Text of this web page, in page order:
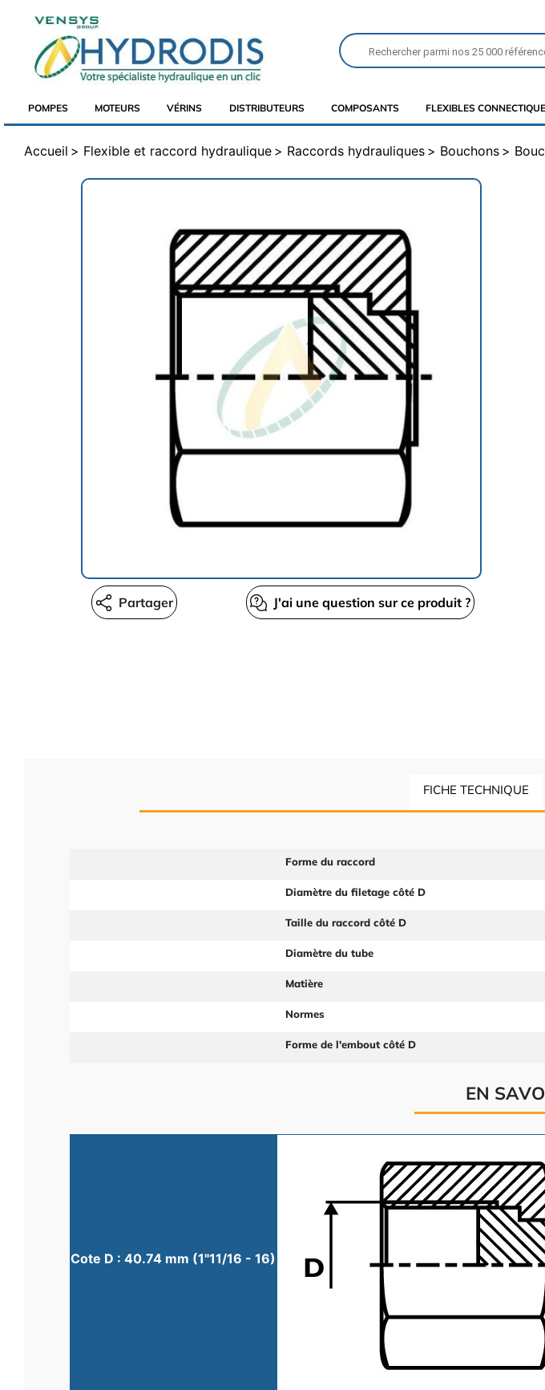
POMPES MOTEURS VÉRINS DISTRIBUTEURS COMPOSANTS FLEXIBLES
Accueil Flexible et raccord hydraulique Raccords hydrauliques Bouchons
J'ai une question sur ce produit ?
Partager
FICHE TECHNIQUE
Forme du raccord
Diamètre du filetage côté D
Taille du raccord côté D
Diamètre du tube
Matière
Normes
Forme de l'embout côté D
EN
Cote D : 40.74 mm (1"11/16 - 16)